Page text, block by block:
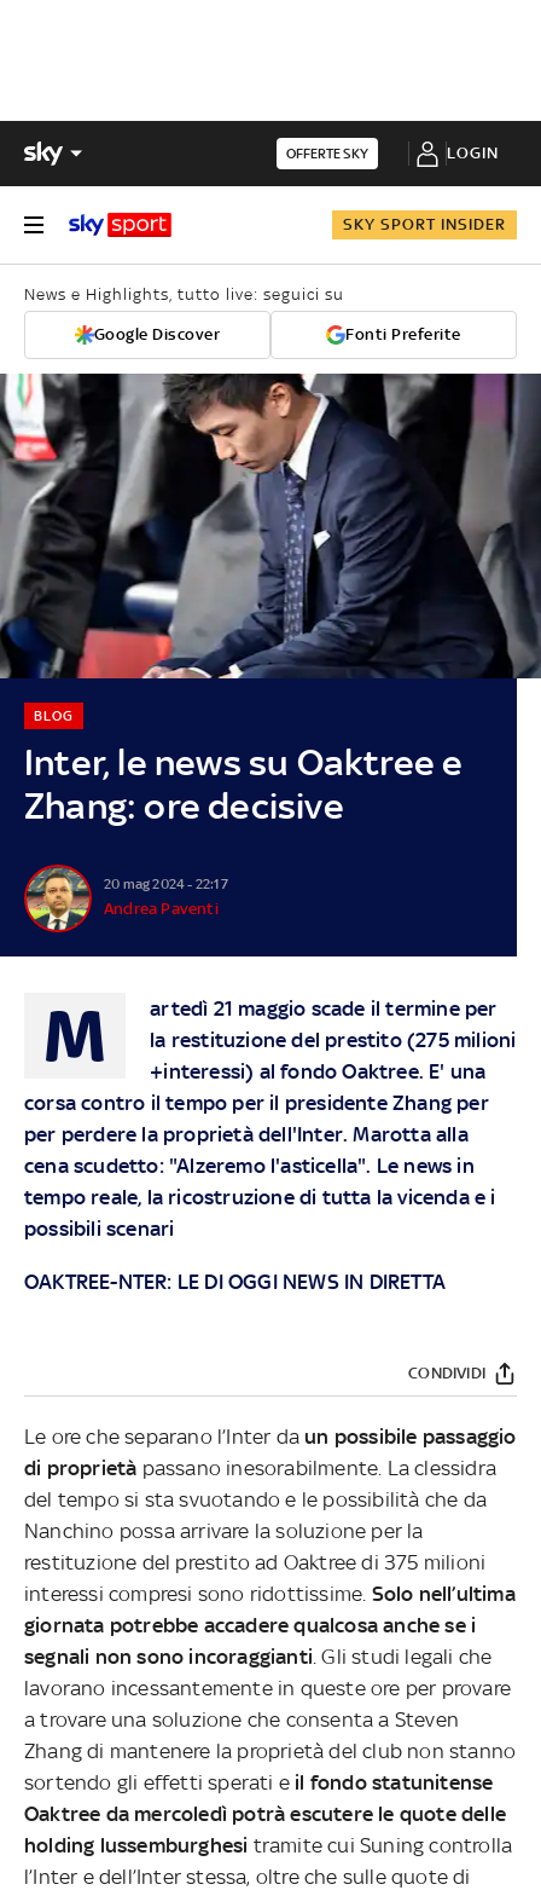
OFFERTE SKY LOGIN
SKY SPORT INSIDER
News e Highlights, tutto live: seguici su
Google Discover Fonti Preferite
Inter, le news su Oaktree e
Zhang: ore decisive
BLOG
20 mag 2024 - 22:17
Andrea Paventi
M
artedì 21 maggio scade il termine per
la restituzione del prestito (275 milioni
+interessi) al fondo Oaktree. E' una
corsa contro il tempo per il presidente Zhang per
per perdere la proprietà dell'Inter. Marotta alla
cena scudetto: "Alzeremo l'asticella". Le news in
tempo reale, la ricostruzione di tutta la vicenda e i
possibili scenari
OAKTREE-NTER: LE DI OGGI NEWS IN DIRETTA
CONDIVIDI
Le ore che separano l’Inter daun possibile passaggio
di proprietà passano inesorabilmente. La clessidra
del tempo si sta svuotando e le possibilità che da
Nanchino possa arrivare la soluzione per la
restituzione del prestito ad Oaktree di 375 milioni
interessi compresi sono ridottissime. Solo nell’ultima
giornata potrebbe accadere qualcosa anche se i
segnali non sono incoraggianti . Gli studi legali che
lavorano incessantemente in queste ore per provare
a trovare una soluzione che consenta a Steven
Zhang di mantenere la proprietà del club non stanno
sortendo gli effetti sperati e il fondo statunitense
Oaktree da mercoledì potrà escutere le quote delle
holding lussemburghesi tramite cui Suning controlla
l’Inter e dell’Inter stessa, oltre che sulle quote di